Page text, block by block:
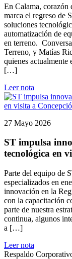
En Calama, corazón
marca el regreso de
soluciones
automatización de
en terreno.
Terreno, y Matías
quienes actualmente
[…]
Leer nota
27 Mayo 2026
ST impulsa
tecnológica en
Parte del equipo de
especializados en
innovación en la
con la capacitación
parte de nuestra
continua, algunos
a […]
Leer nota
Respaldo